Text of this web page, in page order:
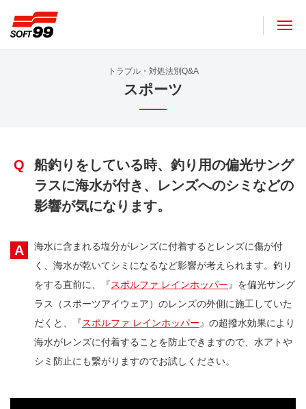
トラブル・対処法別Q&A
スポーツ
Q
船釣りをしている時、釣り用の偏光サング
ラスに海水が付き、レンズへのシミなどの
影響が気になります。
A
海水に含まれる塩分がレンズに付着するとレンズに傷が付
く、海水が乾いてシミになるなど影響が考えられます。釣り
をする直前に、『スポルファ レインホッパー 』を偏光サング
ラス（スポーツアイウェア）のレンズの外側に施工していた
だくと、『スポルファ レインホッパー 』の超撥水効果により
海水がレンズに付着することを防止できますので、水アトや
シミ防止にも繋がりますのでお試しください。